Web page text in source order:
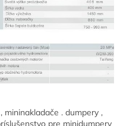
mininakladače . dumpery ,
pre minidumpery